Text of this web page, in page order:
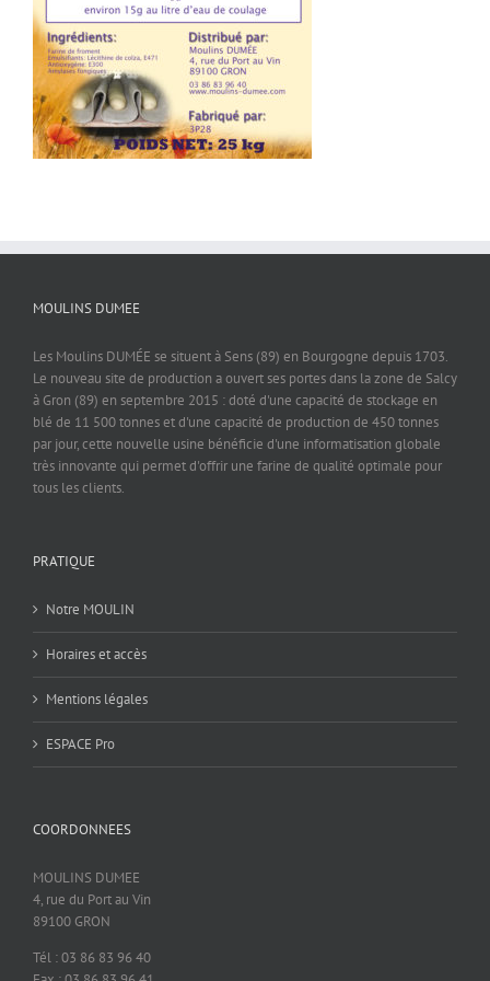
MOULINS DUMEE
Les Moulins DUMÉE se situent à Sens (89) en Bourgogne depuis 1703.
Le nouveau site de production a ouvert ses portes dans la zone de Salcy
à Gron (89) en septembre 2015 : doté d'une capacité de stockage en
blé de 11 500 tonnes et d'une capacité de production de 450 tonnes
par jour, cette nouvelle usine bénéficie d'une informatisation globale
très innovante qui permet d'offrir une farine de qualité optimale pour
tous les clients.
PRATIQUE
Notre MOULIN
Horaires et accès
Mentions légales
ESPACE Pro
COORDONNEES
MOULINS DUMEE
4, rue du Port au Vin
89100 GRON
Tél : 03 86 83 96 40